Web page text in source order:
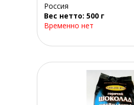
Россия
Вес нетто: 500 г
Временно нет